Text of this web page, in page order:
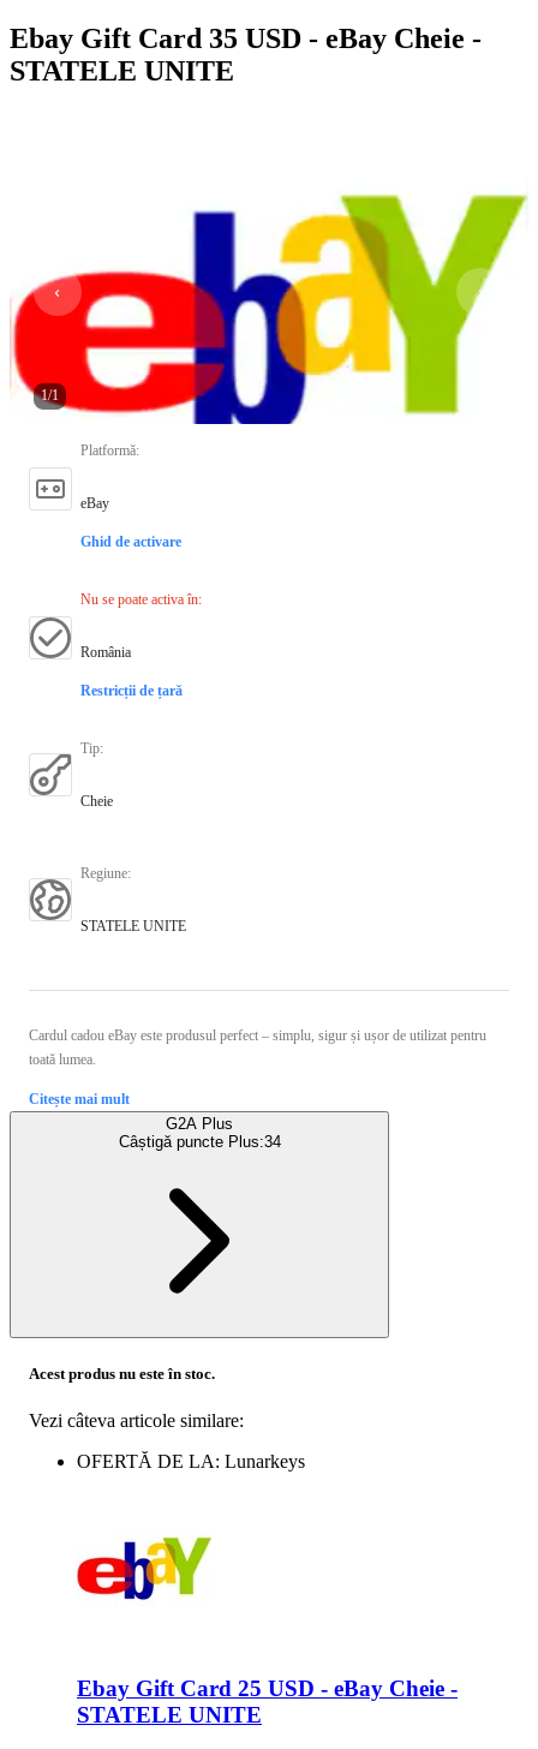
Ebay Gift Card 35 USD - eBay Cheie -
STATELE UNITE
1/1
Platformă:
eBay
Ghid de activare
Nu se poate activa în:
România
Restricții de țară
Tip:
Cheie
Regiune:
STATELE UNITE
Cardul cadou eBay este produsul perfect – simplu, sigur și ușor de utilizat pentru
toată lumea.
Citește mai mult
G2A Plus
Câștigă puncte Plus:34
Acest produs nu este în stoc.
Vezi câteva articole similare:
OFERTĂ DE LA: Lunarkeys
Ebay Gift Card 25 USD - eBay Cheie -
STATELE UNITE